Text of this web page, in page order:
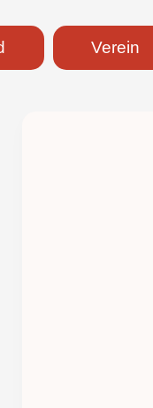
Verein